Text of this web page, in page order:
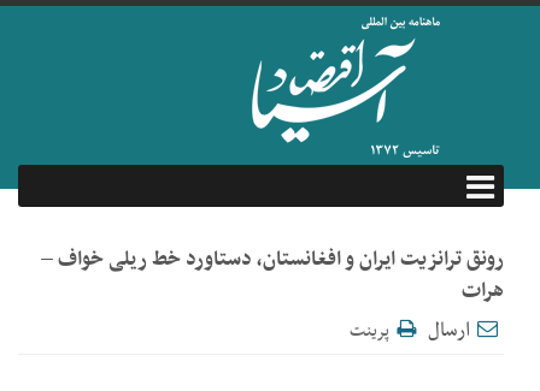
رونق ترانزیت ایران و افغانستان، دستاورد خط ریلی خواف –
هرات
ارسال
پرینت